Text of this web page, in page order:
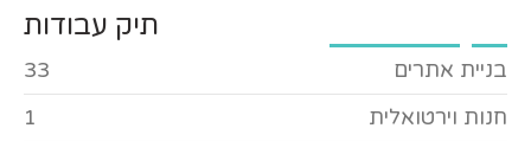
תיק עבודות
בניית אתרים
33
חנות וירטואלית
1